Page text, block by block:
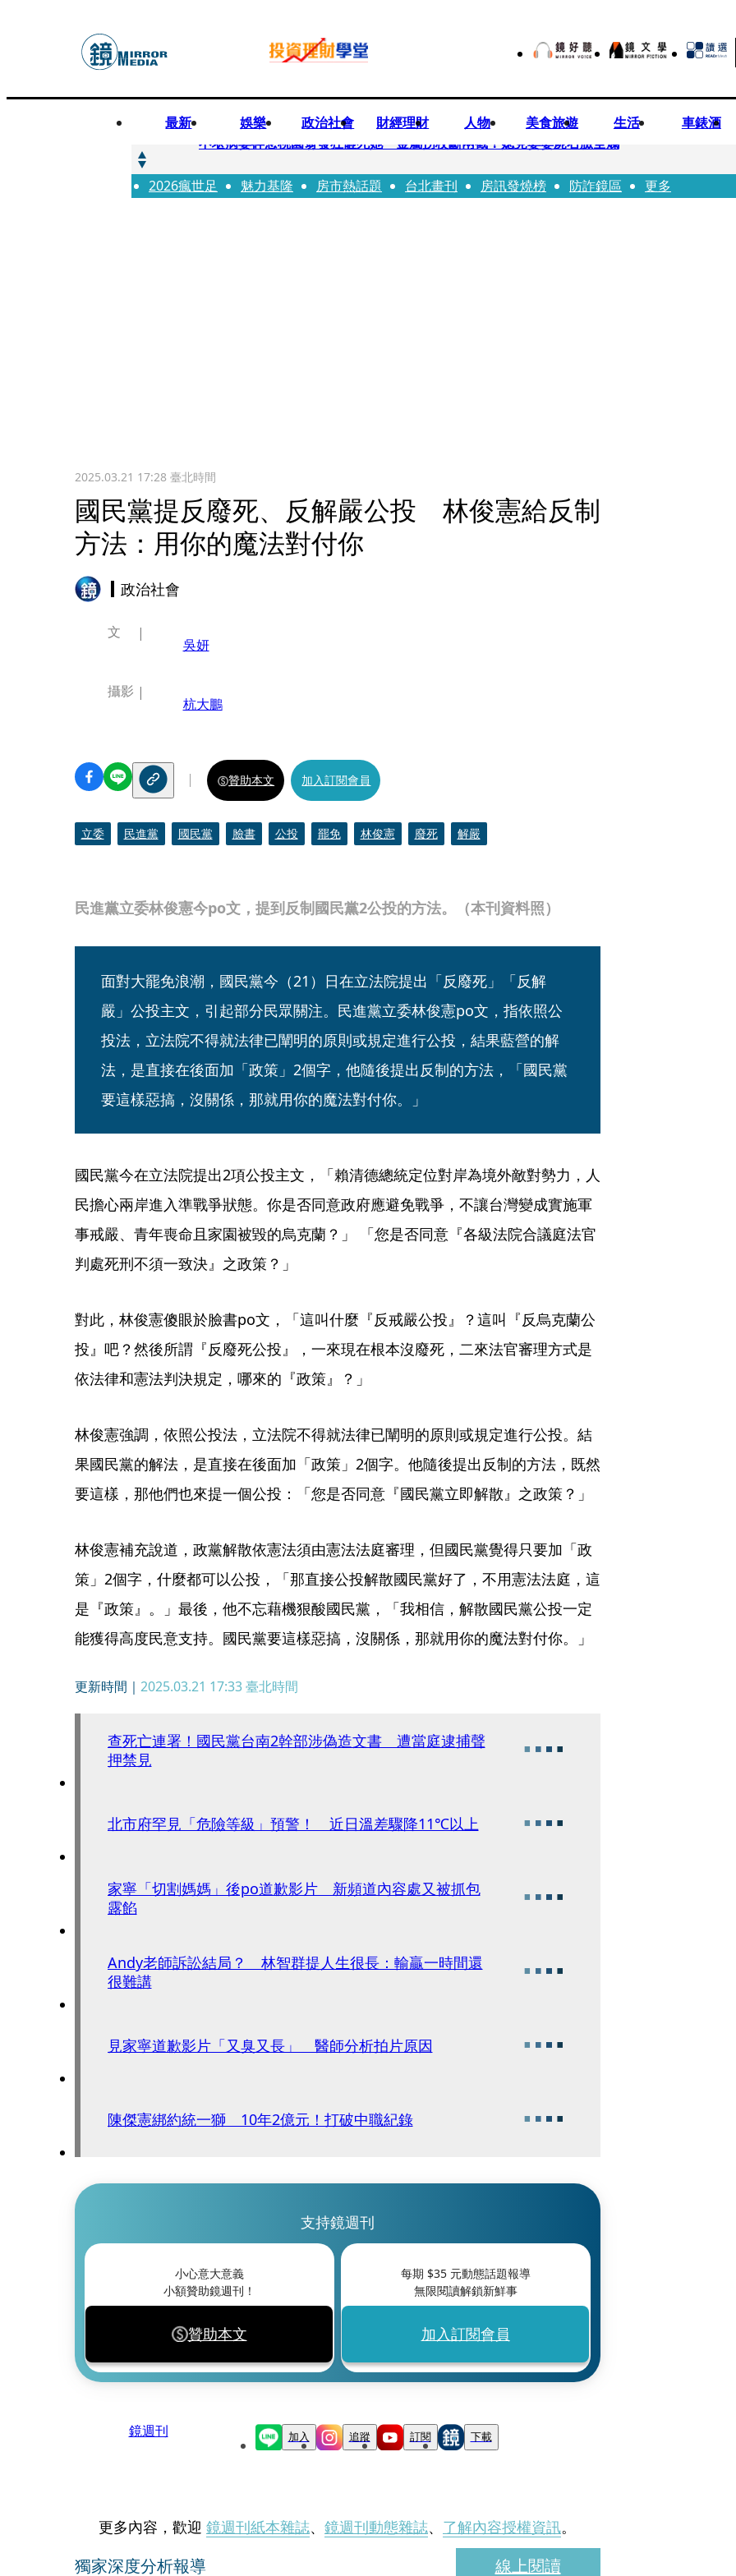
最新 娛樂 政治社會 財經理財 人物 美食旅遊 生活 車錶酒
快訊
不堪病妻碎念桃園翁發狂砸死她 金屬拐杖斷兩截！媳見婆婆屍右臉全爛
快訊
廖峻中風前妻「父親節餵飯照顧」 兒曬溫馨背影感慨：不計前嫌的真愛
2026瘋世足 魅力基隆 房市熱話題 台北畫刊 房訊發燒榜 防詐鏡區 更多
2025.03.21 17:28臺北時間
國民黨提反廢死、反解嚴公投 林俊憲給反制
方法：用你的魔法對付你
政治社會
民進黨立委林俊憲今po文，提到反制國民黨2公投的方法。（本刊資料照）
文
吳妍
攝影
杭大鵬
贊助本文 加入訂閱會員
立委 民進黨 國民黨 臉書 公投 罷免 林俊憲 廢死 解嚴
面對大罷免浪潮，國民黨今（21）日在立法院提出「反廢死」「反解
嚴」公投主文，引起部分民眾關注。民進黨立委林俊憲po文，指依照公
投法，立法院不得就法律已闡明的原則或規定進行公投，結果藍營的解
法，是直接在後面加「政策」2個字，他隨後提出反制的方法，「國民黨
要這樣惡搞，沒關係，那就用你的魔法對付你。」
國民黨今在立法院提出2項公投主文，「賴清德總統定位對岸為境外敵對勢力，人
民擔心兩岸進入準戰爭狀態。你是否同意政府應避免戰爭，不讓台灣變成實施軍
事戒嚴、青年喪命且家園被毀的烏克蘭？」 「您是否同意『各級法院合議庭法官
判處死刑不須一致決』之政策？」
對此，林俊憲傻眼於臉書po文，「這叫什麼『反戒嚴公投』？這叫『反烏克蘭公
投』吧？然後所謂『反廢死公投』，一來現在根本沒廢死，二來法官審理方式是
依法律和憲法判決規定，哪來的『政策』？」
林俊憲強調，依照公投法，立法院不得就法律已闡明的原則或規定進行公投。結
果國民黨的解法，是直接在後面加「政策」2個字。他隨後提出反制的方法，既然
要這樣，那他們也來提一個公投：「您是否同意『國民黨立即解散』之政策？」
林俊憲補充說道，政黨解散依憲法須由憲法法庭審理，但國民黨覺得只要加「政
策」2個字，什麼都可以公投，「那直接公投解散國民黨好了，不用憲法法庭，這
是『政策』。」最後，他不忘藉機狠酸國民黨，「我相信，解散國民黨公投一定
能獲得高度民意支持。國民黨要這樣惡搞，沒關係，那就用你的魔法對付你。」
更新時間｜ 2025.03.21 17:33臺北時間
查死亡連署！國民黨台南2幹部涉偽造文書 遭當庭逮捕聲
押禁見
北市府罕見「危險等級」預警！ 近日溫差驟降11℃以上
家寧「切割媽媽」後po道歉影片 新頻道內容處又被抓包
露餡
Andy老師訴訟結局？ 林智群提人生很長：輸贏一時間還
很難講
見家寧道歉影片「又臭又長」 醫師分析拍片原因
陳傑憲綁約統一獅 10年2億元！打破中職紀錄
支持鏡週刊
小心意大意義
小額贊助鏡週刊！
贊助本文
每期 $35元動態話題報導
無限閱讀解鎖新鮮事
加入訂閱會員
鏡週刊 加入 追蹤 訂閱 下載
更多內容，歡迎 鏡週刊紙本雜誌、 鏡週刊動態雜誌、 了解內容授權資訊。
獨家深度分析報導 線上閱讀